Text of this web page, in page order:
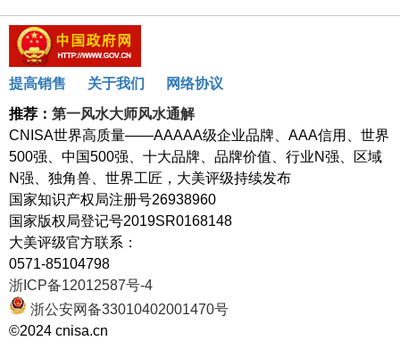
提高销售 关于我们
网络协议
推荐： 第一风水大师风水通解
CNISA世界高质量——AAAAA级企业品牌、AAA信用、世界
500强、中国500强、十大品牌、品牌价值、行业N强、区域
N强、独角兽、世界工匠，大美评级持续发布
国家知识产权局注册号26938960
国家版权局登记号2019SR0168148
大美评级官方联系：
0571-85104798
浙ICP备12012587号-4
浙公安网备33010402001470号
©2024 cnisa.cn